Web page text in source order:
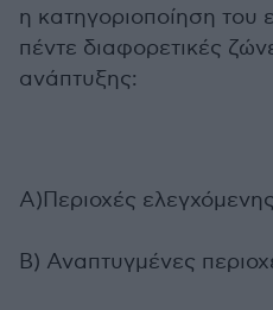
η κατηγοριοποίηση του
πέντε διαφορετικές
ανάπτυξης:
Α)Περιοχές
Β) Αναπτυγμένες